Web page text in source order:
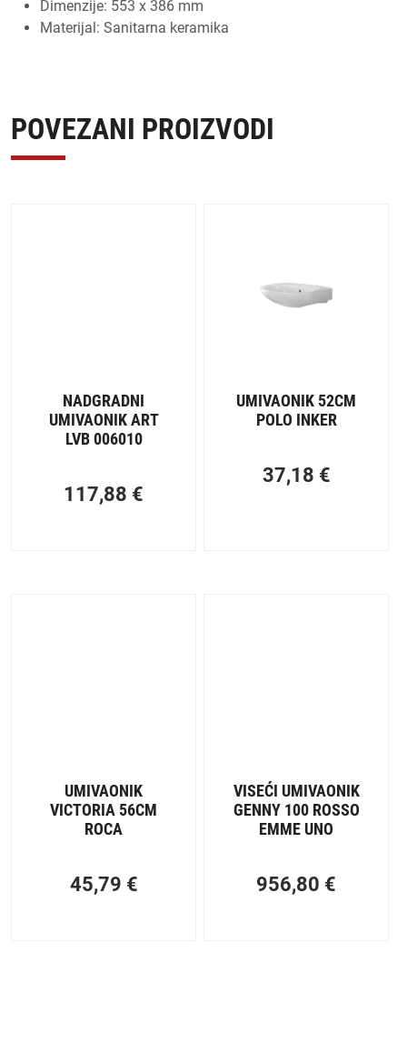
Dimenzije: 553 x 386 mm
Materijal: Sanitarna keramika
POVEZANI PROIZVODI
NADGRADNI
UMIVAONIK ART
LVB 006010
117,88 €
UMIVAONIK 52CM
POLO INKER
37,18 €
UMIVAONIK
VICTORIA 56CM
ROCA
45,79 €
VISEĆI UMIVAONIK
GENNY 100 ROSSO
EMME UNO
956,80 €